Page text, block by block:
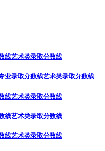
线艺术类录取分数线
业录取分数线艺术类录取分数线
线艺术类录取分数线
线艺术类录取分数线
线艺术类录取分数线